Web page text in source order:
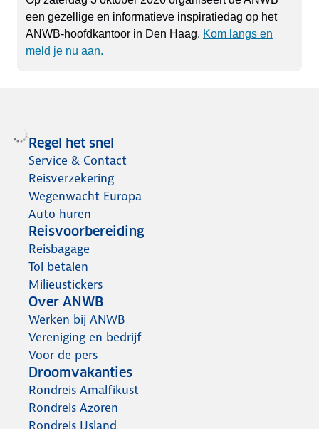
een gezellige en informatieve inspiratiedag op het
ANWB-hoofdkantoor in Den Haag. Kom langs en
meld je nu aan.
Regel het snel
Service & Contact
Reisverzekering
Wegenwacht Europa
Auto huren
Reisvoorbereiding
Reisbagage
Tol betalen
Milieustickers
Over ANWB
Werken bij ANWB
Vereniging en bedrijf
Voor de pers
Droomvakanties
Rondreis Amalfikust
Rondreis Azoren
Rondreis IJsland